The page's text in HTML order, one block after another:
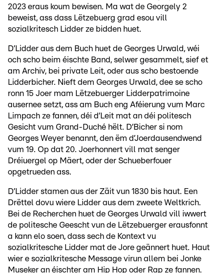
2023 eraus koum bewisen. Ma wat de Georgely 2
beweist, ass dass Lëtzebuerg grad esou vill
sozialkritesch Lidder ze bidden huet.
D’Lidder aus dem Buch huet de Georges Urwald, wéi
och scho beim éischte Band, selwer gesammelt, sief et
am Archiv, bei private Leit, oder aus scho bestoende
Lidderbicher. Nieft dem Georges Urwald, dee se scho
ronn 15 Joer mam Lëtzebuerger Lidderpatrimoine
ausernee setzt, ass am Buch eng Aféierung vum Marc
Limpach ze fannen, déi d’Leit mat an déi politesch
Gesicht vum Grand-Duché hëlt. D’Bicher si nom
Georges Weyer benannt, den ëm d’Joerdausendwend
vum 19. Op dat 20. Joerhonnert vill mat senger
Dréiuergel op Mäert, oder der Schueberfouer
opgetrueden ass.
D’Lidder stamen aus der Zäit vun 1830 bis haut. Een
Drëttel dovu wiere Lidder aus dem zweete Weltkrich.
Bei de Recherchen huet de Georges Urwald vill iwwert
de politesche Geescht vun de Lëtzebuerger erausfonnt
a kann elo soen, dass sech de Kontext vu
sozialkritesche Lidder mat de Jore geännert huet. Haut
wier e sozialkritesche Message virun allem bei Jonke
Museker an éischter am Hip Hop oder Rap ze fannen.